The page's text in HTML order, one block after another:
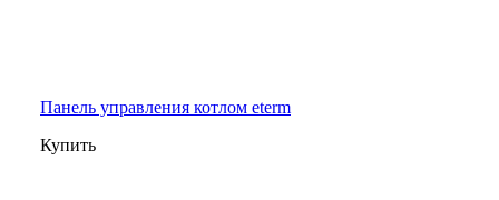
Панель управления котлом eterm
Купить